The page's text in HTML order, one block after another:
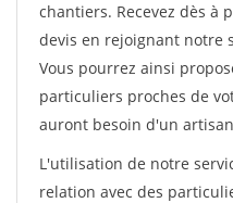
chantiers. Recevez dès à
devis en rejoignant notre
Vous pourrez ainsi
particuliers proches de
auront besoin d'un
L'utilisation de notre
relation avec des